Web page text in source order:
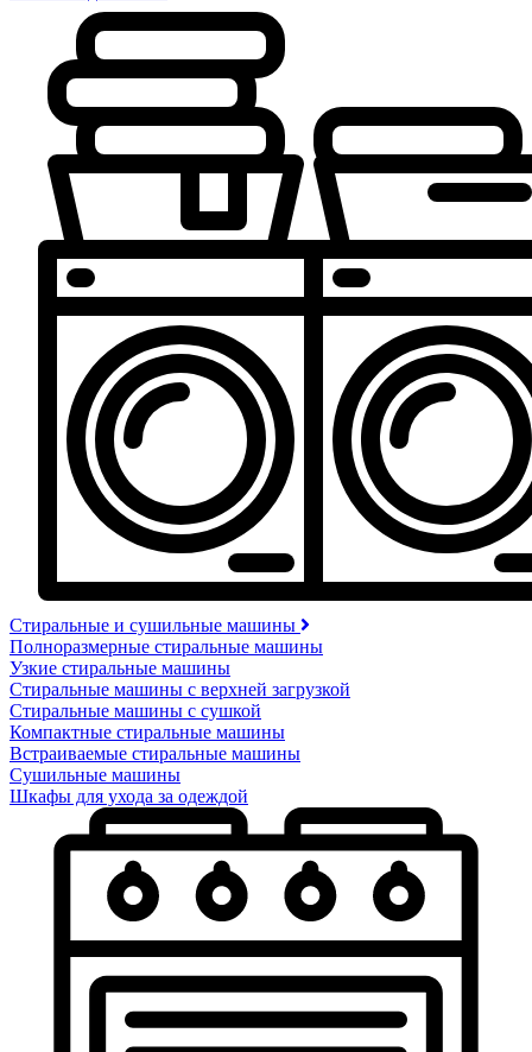
Стиральные и сушильные машины
Полноразмерные стиральные машины
Узкие стиральные машины
Стиральные машины с верхней загрузкой
Стиральные машины с сушкой
Компактные стиральные машины
Встраиваемые стиральные машины
Сушильные машины
Шкафы для ухода за одеждой